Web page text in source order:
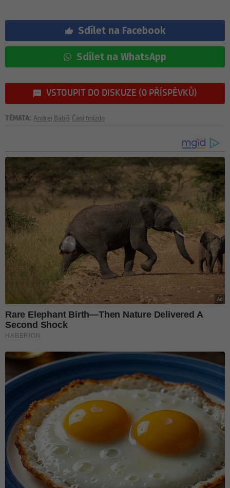
Sdílet na Facebook
Sdílet na WhatsApp
VSTOUPIT DO DISKUZE (0 PŘÍSPĚVKŮ)
TÉMATA: Andrej Babiš Čapí hnízdo